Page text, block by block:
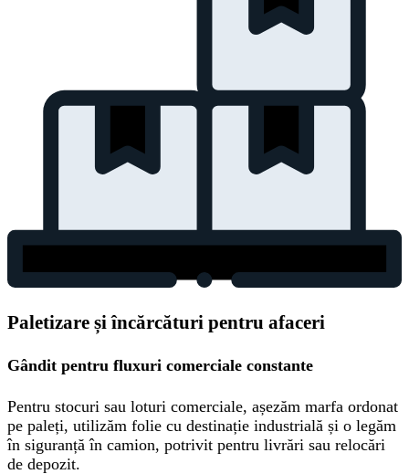
Paletizare și încărcături pentru afaceri
Gândit pentru fluxuri comerciale constante
Pentru stocuri sau loturi comerciale, așezăm marfa ordonat
pe paleți, utilizăm folie cu destinație industrială și o legăm
în siguranță în camion, potrivit pentru livrări sau relocări
de depozit.